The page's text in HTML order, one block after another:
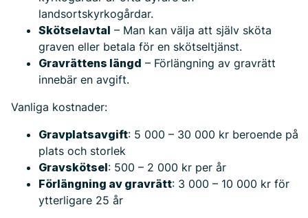
landsortskyrkogårdar.
Skötselavtal – Man kan välja att själv sköta
graven eller betala för en skötseltjänst.
Gravrättens längd – Förlängning av gravrätt
innebär en avgift.
Vanliga kostnader:
Gravplatsavgift: 5 000 – 30 000 kr beroende på
plats och storlek
Gravskötsel: 500 – 2 000 kr per år
Förlängning av gravrätt: 3 000 – 10 000 kr för
ytterligare 25 år